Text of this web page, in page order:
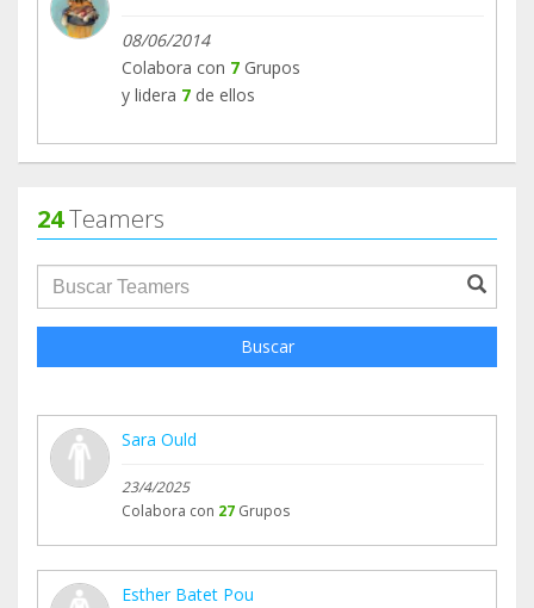
08/06/2014
Colabora con 7 Grupos
y lidera 7 de ellos
24Teamers
groupProfile.searchForm.search.text???
Buscar
Sara Ould
23/4/2025
Colabora con 27 Grupos
Esther Batet Pou